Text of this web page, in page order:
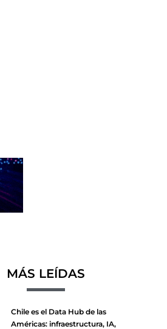
MÁS LEÍDAS
Chile es el Data Hub de las
Américas: infraestructura, IA,